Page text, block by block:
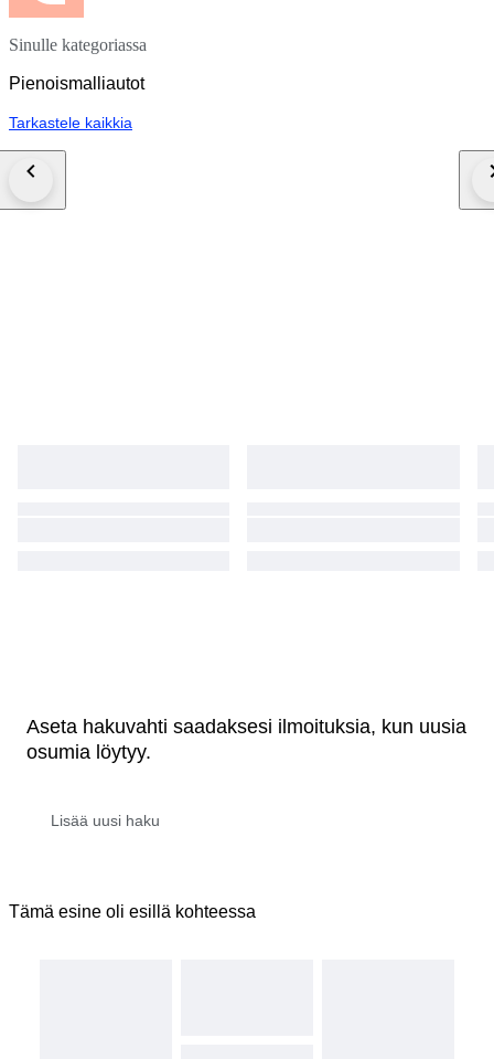
Sinulle kategoriassa
Pienoismalliautot
Tarkastele kaikkia
Aseta hakuvahti saadaksesi ilmoituksia, kun uusia
osumia löytyy.
Tämä esine oli esillä kohteessa